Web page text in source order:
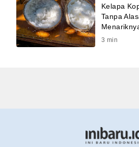
Kelapa
Tanpa
3 min